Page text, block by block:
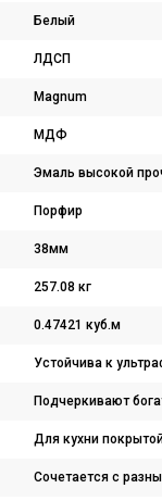
Белый
ЛДСП
Magnum
МДФ
Эмаль высокой
Порфир
38мм
257.08 кг
0.47421 куб.м
Устойчива к
Подчеркивают
Для кухни
Сочетается с